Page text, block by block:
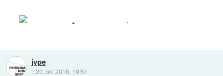
.
jype
::20. okt 2018, 19:51